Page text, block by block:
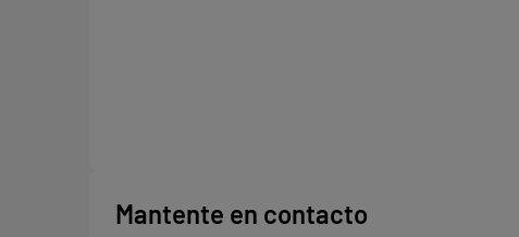
Mantente en contacto